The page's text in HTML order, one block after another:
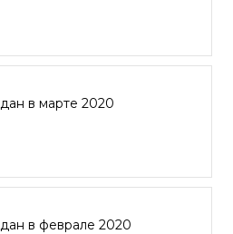
в марте 2020
в феврале 2020